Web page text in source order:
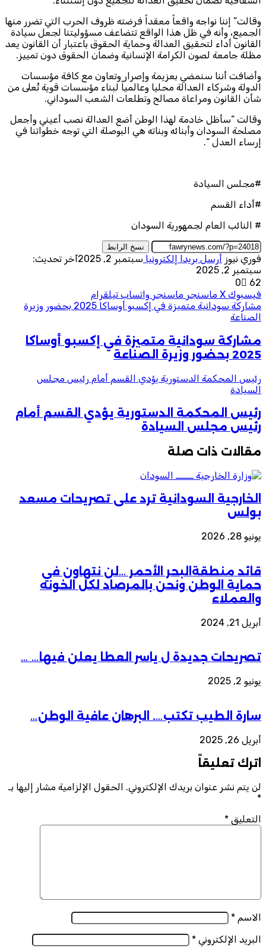
وقالت” إننا نواجه واقعاً معقداً فرضته ظروف الحرب التي تضرر منها
الجميع، وأنه في ظل هذا الواقع تتضاعف مسؤوليتنا لجعل سيادة
القانون أداء لتحقيق العدالة وحماية الحقوق باعتبار أن القانون يعد
مظلة جامعة لصون الكرامة الإنسانية وضمان الحقوق دون تمييز.
وأضافت أننا سنمضي بعزيمة وإصرار وتعاون مع كافة مؤسسات
الدولة وشركاء العدالة محليا وعالمياً لبناء مؤسسات قوية تْعلى من
شأن القانون ومراعاة مصالح وتطلعات الشعب السوداني.
وقالت “سأظل خادمة لهذا الوطن أضع العدالة نصب أعيني وأجعل
مصلحة السودان وأبنائه وبناته هي البوصلة التي توجه خطواتنا في
إرساء العدل “.
#مجلس السيادة
#أداء القسم
# النائب العام لجمهورية السودان
نسخ الرابط
فوري نيوز أرسل بريدا إلكترونيا سبتمبر 2, 2025
آخر تحديث:
سبتمبر 2, 2025
0
62
فيسبوك ‫X ماسنجر ماسنجر واتساب تيلقرام
مشاركة سودانية متميزة في إكسبو أوساكا 2025 بحضور وزيرة
الصناعة
مشاركة سودانية متميزة في إكسبو أوساكا
2025 بحضور وزيرة الصناعة
رئيس المحكمة الدستورية يؤدي القسم أمام رئيس مجلس
السيادة
رئيس المحكمة الدستورية يؤدي القسم أمام
رئيس مجلس السيادة
مقالات ذات صلة
الخارجية السودانية ترد على تصريحات مسعد
بولس
يونيو 28, 2026
قائد منطقةالبحر الأحمر …لن نتهاون في
حماية الوطن ونحن بالمرصاد لكل الخونه
والعملاء
أبريل 21, 2024
تصريحات جديدة ل ياسر العطا يعلن فيها… …
يونيو 2, 2025
سارة الطيب تكتب…. البرهان عافية الوطن…
أبريل 26, 2025
اترك تعليقاً
لن يتم نشر عنوان بريدك الإلكتروني. الحقول الإلزامية مشار إليها بـ
*
التعليق *
الاسم *
البريد الإلكتروني *